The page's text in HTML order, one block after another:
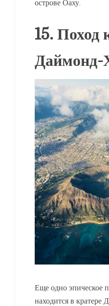
острове Оаху.
15. Поход
Даймонд-
Еще одно эпическое
находится в кратере